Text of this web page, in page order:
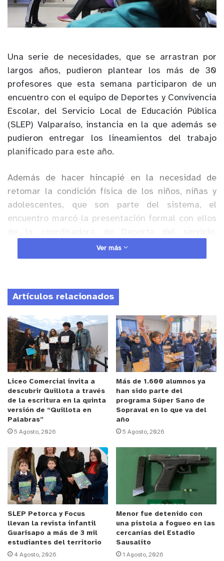
Una serie de necesidades, que se arrastran por
largos años, pudieron plantear los más de 30
profesores que esta semana participaron de un
encuentro con el equipo de Deportes y Convivencia
Escolar, del Servicio Local de Educación Pública
(SLEP) Valparaíso, instancia en la que además se
pudieron entregar los lineamientos del trabajo
planificado para este año.
Además de hacer hincapié en la necesidad de
retomar la condición física de los niños, niñas y
adolescentes, que son parte del sistema, el
encuentro marcó la presentación formal con ellos
Marcela Guzmán, quién será el nexo entre los
docentes y SLEP.
Gestión conjunta
Para Lázaro Olivares, profesor de la Escuela
Hernán Olguín, es súper importante dar a conocer
las falencias históricas que existen en el sistema
educativo “y así también organizarnos para poder
solucionar estas problemáticas que se dan a nivel
local”.
Una de las inquietudes de los docentes fue la
posibilidad de obtener recursos para apoyar a los
alumnos, situación ante la cual Olivares planteó
una opción: “Se tienen que buscar los recursos
dentro de nuestra comunidad y nuestro
establecimiento ha generado políticas de convenio
con el Club Deportivo Placeres que tiene varias
disciplinas. En este momento también estamos
gestionando la personalidad jurídica para buscar
otros recursos a nivel municipal y del gobierno
regional. Entonces esa es la manera principal de
Ver más
Artículos relacionados
Liceo Comercial invita a
descubrir Quillota a través
de la escritura en la quinta
versión de “Quillota en
Palabras”
5 Agosto, 2026
Más de 1.600 alumnos ya
han sido parte del
programa Súper Sano de
Sopraval en lo que va del
año
5 Agosto, 2026
SLEP Petorca y Focus
llevan la revista infantil
Guarisapo a más de 3 mil
estudiantes del territorio
4 Agosto, 2026
Menor fue detenido con
una pistola a fogueo en las
cercanías del Estadio
Sausalito
1 Agosto, 2026